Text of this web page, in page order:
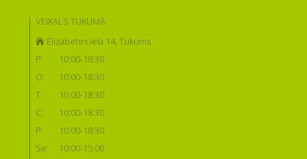
VEIKALS TUKUMĀ
Elizabetes iela 14, Tukums
P:
10:00-18:30
O:
10:00-18:30
T:
10:00-18:30
C:
10:00-18:30
P:
10:00-18:30
Se:
10:00-15:00